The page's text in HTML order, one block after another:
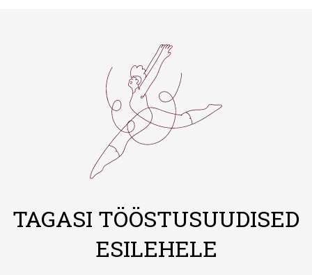
TAGASI TÖÖSTUSUUDISED
ESILEHELE